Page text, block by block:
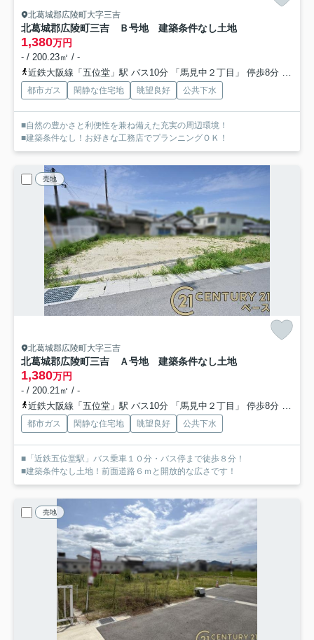
北葛城郡広陵町大字三吉
北葛城郡広陵町三吉 Ｂ号地 建築条件なし土地
1,380万円
- / 200.23㎡ / -
近鉄大阪線「五位堂」駅 バス10分 「馬見中２丁目」 停歩8分
都市ガス 閑静な住宅地 眺望良好 公共下水
■自然の豊かさと利便性を兼ね備えた充実の周辺環境！
■建築条件なし！お好きな工務店でプランニングＯＫ！
売地
北葛城郡広陵町大字三吉
北葛城郡広陵町三吉 Ａ号地 建築条件なし土地
1,380万円
- / 200.21㎡ / -
近鉄大阪線「五位堂」駅 バス10分 「馬見中２丁目」 停歩8分
都市ガス 閑静な住宅地 眺望良好 公共下水
■「近鉄五位堂駅」バス乗車１０分・バス停まで徒歩８分！
■建築条件なし土地！前面道路６ｍと開放的な広さです！
売地